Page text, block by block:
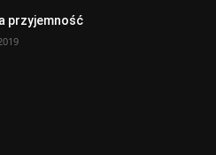
przyjemność